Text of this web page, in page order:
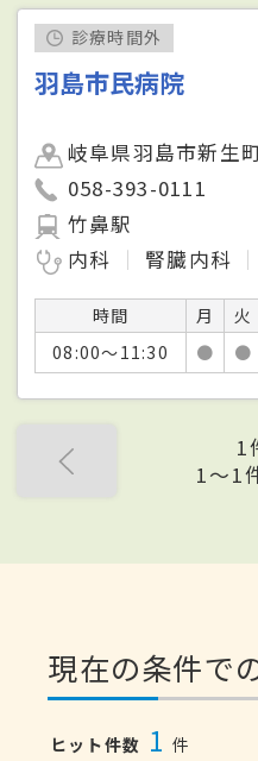
診療時間外
羽島市民病院
岐阜県羽島市新生
058-393-0111
竹鼻駅
内科
腎臓内科
時間 月 火
08:00～11:30
● ●
1
1〜1
現在の条件で
ヒット件数 1 件